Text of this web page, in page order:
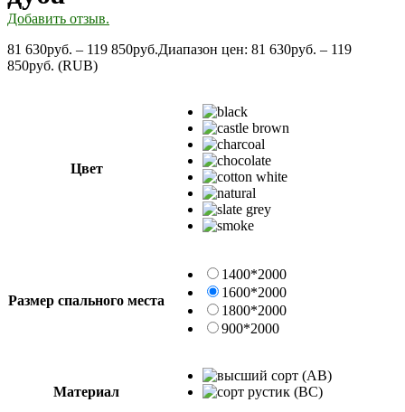
Добавить отзыв.
81 630руб. – 119 850руб.Диапазон цен: 81 630руб. – 119
850руб. (RUB)
Цвет
Размер спального места
1400*2000
1600*2000
1800*2000
900*2000
Материал